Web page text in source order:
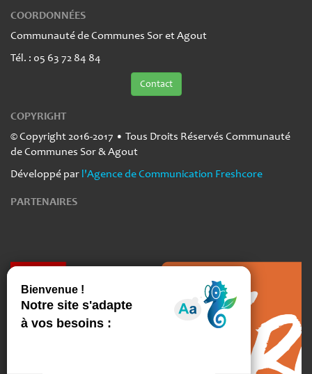
COORDONNÉES
Communauté de Communes Sor et Agout
Tél. : 05 63 72 84 84
Contact
COPYRIGHT
© Copyright 2016-2017 • Tous Droits Réservés Communauté
de Communes Sor & Agout
Développé par l'Agence de Communication Freshcore
PARTENAIRES